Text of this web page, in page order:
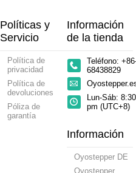
Políticas y
Servicio
Política de
privacidad
Política de
devoluciones
Póliza de
garantía
Información
de la tienda
Teléfono:
68438829
Lun-Sáb:
pm (UTC+8)
Información
Oyostepper DE
Oyostepper